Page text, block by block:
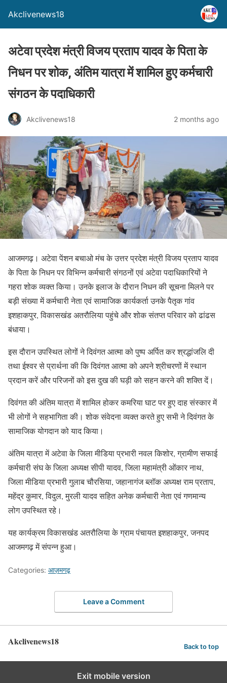
Akclivenews18
अटेवा प्रदेश मंत्री विजय प्रताप यादव के पिता के
निधन पर शोक, अंतिम यात्रा में शामिल हुए कर्मचारी
संगठन के पदाधिकारी
Akclivenews18 2 months ago
आजमगढ़। अटेवा पेंशन बचाओ मंच के उत्तर प्रदेश मंत्री विजय प्रताप यादव
के पिता के निधन पर विभिन्न कर्मचारी संगठनों एवं अटेवा पदाधिकारियों ने
गहरा शोक व्यक्त किया। उनके इलाज के दौरान निधन की सूचना मिलने पर
बड़ी संख्या में कर्मचारी नेता एवं सामाजिक कार्यकर्ता उनके पैतृक गांव
इशहाकपुर, विकासखंड अतरौलिया पहुंचे और शोक संतप्त परिवार को ढांढस
बंधाया।
इस दौरान उपस्थित लोगों ने दिवंगत आत्मा को पुष्प अर्पित कर श्रद्धांजलि दी
तथा ईश्वर से प्रार्थना की कि दिवंगत आत्मा को अपने श्रीचरणों में स्थान
प्रदान करें और परिजनों को इस दुख की घड़ी को सहन करने की शक्ति दें।
दिवंगत की अंतिम यात्रा में शामिल होकर कमरिया घाट पर हुए दाह संस्कार में
भी लोगों ने सहभागिता की। शोक संवेदना व्यक्त करते हुए सभी ने दिवंगत के
सामाजिक योगदान को याद किया।
अंतिम यात्रा में अटेवा के जिला मीडिया प्रभारी नवल किशोर, ग्रामीण सफाई
कर्मचारी संघ के जिला अध्यक्ष सीपी यादव, जिला महामंत्री ओंकार नाथ,
जिला मीडिया प्रभारी गुलाब चौरसिया, जहानागंज ब्लॉक अध्यक्ष राम प्रताप,
महेंद्र कुमार, विदुल, मुरली यादव सहित अनेक कर्मचारी नेता एवं गणमान्य
लोग उपस्थित रहे।
यह कार्यक्रम विकासखंड अतरौलिया के ग्राम पंचायत इशहाकपुर, जनपद
आजमगढ़ में संपन्न हुआ।
Categories: आज़मगढ़
Leave a Comment
Akclivenews18 Back to top
Exit mobile version